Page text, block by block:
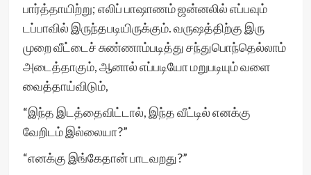
பார்த்தாயிற்று; எலிப் பாஷாணம் ஜன்னலில் எப்பவும்
டப்பாவில் இருந்தபடியிருக்கும். வருஷத்திற்கு இரு
முறை வீட்டைச் சுண்ணாம்படித்து சந்துபொந்தெல்லாம்
அடைத்தாகும், ஆனால் எப்படியோ மறுபடியும் வளை
வைத்தாய்விடும்,
“இந்த இடத்தைவிட்டால், இந்த வீட்டில் எனக்கு
வேறிடம் இல்லையா?”
“எனக்கு இங்கேதான் பாடவறது?”